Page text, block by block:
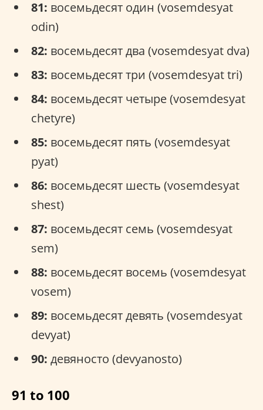
81: восемьдесят один (vosemdesyat
odin)
82: восемьдесят два (vosemdesyat dva)
83: восемьдесят три (vosemdesyat tri)
84: восемьдесят четыре (vosemdesyat
chetyre)
85: восемьдесят пять (vosemdesyat
pyat)
86: восемьдесят шесть (vosemdesyat
shest)
87: восемьдесят семь (vosemdesyat
sem)
88: восемьдесят восемь (vosemdesyat
vosem)
89: восемьдесят девять (vosemdesyat
devyat)
90: девяносто (devyanosto)
91 to 100